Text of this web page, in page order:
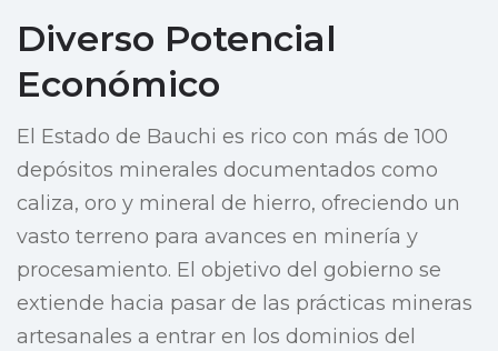
Diverso Potencial
Económico
El Estado de Bauchi es rico con más de 100
depósitos minerales documentados como
caliza, oro y mineral de hierro, ofreciendo un
vasto terreno para avances en minería y
procesamiento. El objetivo del gobierno se
extiende hacia pasar de las prácticas mineras
artesanales a entrar en los dominios del